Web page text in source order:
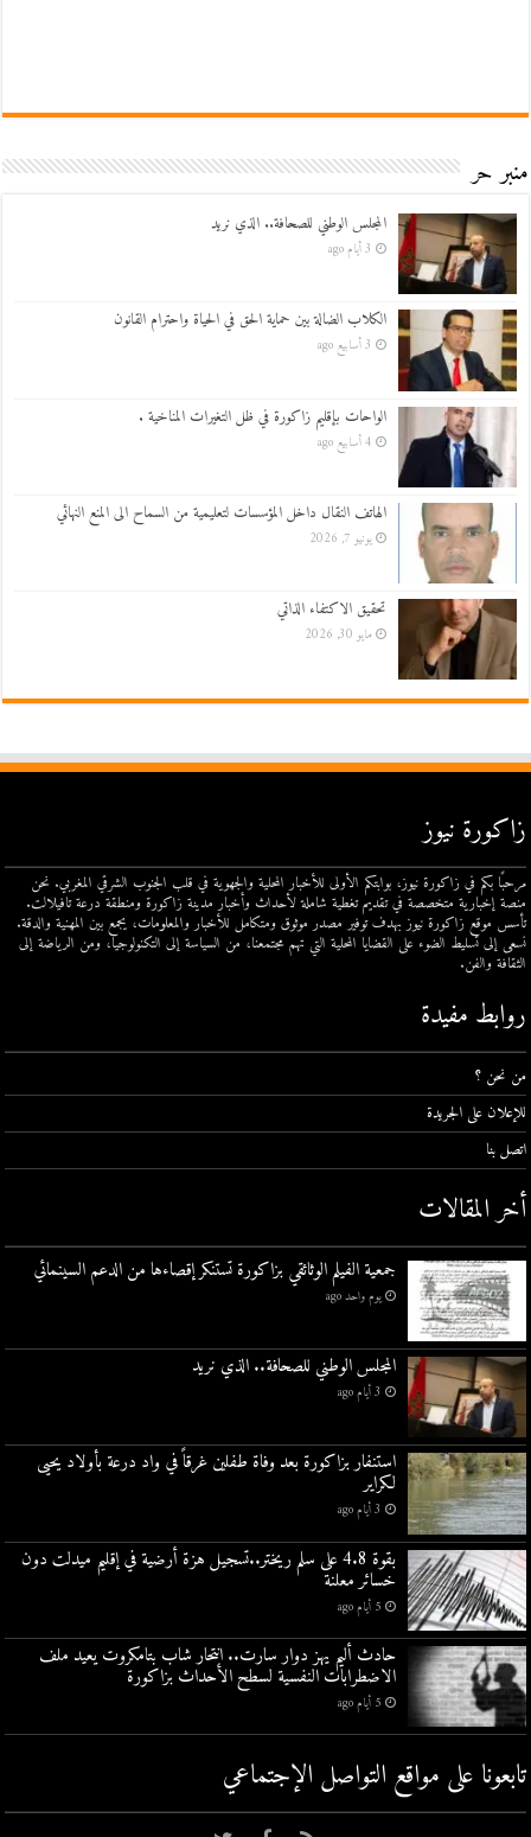
منبر حر
المجلس الوطني للصحافة.. الذي نريد
3 أيام ago
الكلاب الضالة بين حماية الحق في الحياة واحترام القانون
3 أسابيع ago
الواحات بإقليم زاكورة في ظل التغيرات المناخية .
4 أسابيع ago
الهاتف النقال داخل المؤسسات لتعليمية من السماح الى المنع النهائي
يونيو 7, 2026
تحقيق الاكتفاء الذاتي
مايو 30, 2026
زاكورة نيوز
مرحبًا بكم في زاكورة نيوز، بوابتكم الأولى للأخبار المحلية والجهوية في قلب الجنوب الشرقي المغربي. نحن
منصة إخبارية متخصصة في تقديم تغطية شاملة لأحداث وأخبار مدينة زاكورة ومنطقة درعة تافيلالت.
تأسس موقع زاكورة نيوز بهدف توفير مصدر موثوق ومتكامل للأخبار والمعلومات، يجمع بين المهنية والدقة.
نسعى إلى تسليط الضوء على القضايا المحلية التي تهم مجتمعنا، من السياسة إلى التكنولوجيا، ومن الرياضة إلى
الثقافة والفن.
روابط مفيدة
من نحن ؟
للإعلان على الجريدة
اتصل بنا
أخر المقالات
جمعية الفيلم الوثائقي بزاكورة تستنكر إقصاءها من الدعم السينمائي
يوم واحد ago
المجلس الوطني للصحافة.. الذي نريد
3 أيام ago
استنفار بزاكورة بعد وفاة طفلين غرقاً في واد درعة بأولاد يحيى
لكراير
3 أيام ago
بقوة 4.8 على سلم ريختر..تسجيل هزة أرضية في إقليم ميدلت دون
خسائر معلنة
5 أيام ago
حادث أليم يهز دوار سارت.. انتحار شاب بتامكروت يعيد ملف
الاضطرابات النفسية لسطح الأحداث بزاكورة
5 أيام ago
تابعونا على مواقع التواصل اﻹجتماعي